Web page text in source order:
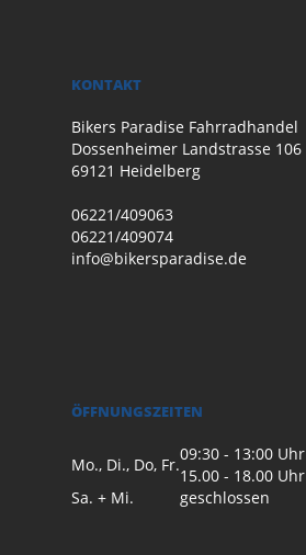
KONTAKT
Bikers Paradise Fahrradhandel
Dossenheimer Landstrasse 106
69121 Heidelberg
06221/409063
06221/409074
info@bikersparadise.de
ÖFFNUNGSZEITEN
Mo., Di., Do, Fr.
09:30 - 13:00 Uhr
15.00 - 18.00 Uhr
Sa. + Mi.
geschlossen